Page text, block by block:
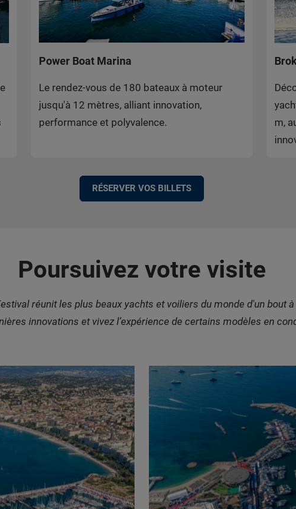
Power Boat Marina
Le rendez-vous de 180 bateaux à moteur
jusqu'à 12 mètres, alliant innovation,
performance et polyvalence.
m,
RÉSERVER VOS BILLETS
Poursuivez votre visite
réunit les plus beaux yachts et voiliers du monde d'un bout
innovations et vivez l’expérience de certains modèles en